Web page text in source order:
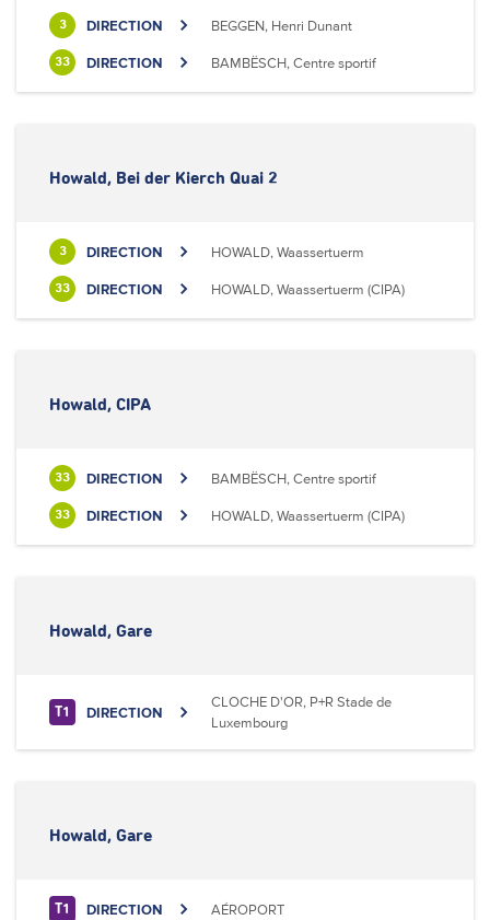
3 DIRECTION BEGGEN, Henri Dunant
33 DIRECTION BAMBËSCH, Centre sportif
Howald, Bei der Kierch Quai 2
3 DIRECTION HOWALD, Waassertuerm
33 DIRECTION HOWALD, Waassertuerm (CIPA)
Howald, CIPA
33 DIRECTION BAMBËSCH, Centre sportif
33 DIRECTION HOWALD, Waassertuerm (CIPA)
Howald, Gare
T1 DIRECTION
CLOCHE D'OR, P+R Stade de
Luxembourg
Howald, Gare
T1 DIRECTION AÉROPORT